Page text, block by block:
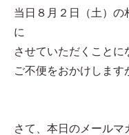
当日８月２日（土）の
に
させていただくことに
ご不便をおかけします
さて、本日のメールマ